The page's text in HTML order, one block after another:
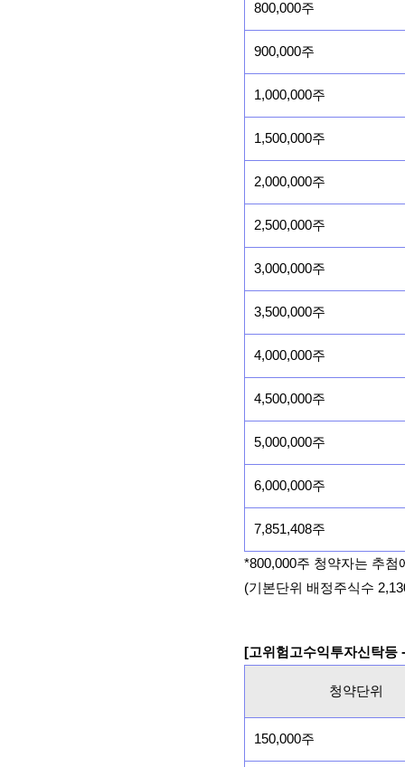
800,000주
900,000주
1,000,000주
1,500,000주
2,000,000주
2,500,000주
3,000,000주
3,500,000주
4,000,000주
4,500,000주
5,000,000주
6,000,000주
7,851,408주
*800,000주 청약자는 추첨
(기본단위 배정주식수
[고위험고수익투자신탁등
청약단위
150,000주